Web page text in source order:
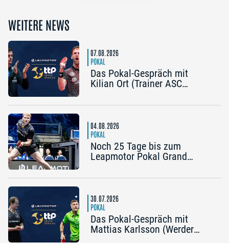
WEITERE NEWS
07.08.2026
POKAL
Das Pokal-Gespräch mit
Kilian Ort (Trainer ASC
Mengel (Post SV
wäre noch einmal schön“
04.08.2026
POKAL
Noch 25 Tage bis zum
Leapmotor Pokal Grand
Tickets zum Preis von zwei
30.07.2026
POKAL
Das Pokal-Gespräch mit
Mattias Karlsson (Werder